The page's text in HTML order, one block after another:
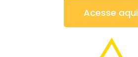
Acesse aqui